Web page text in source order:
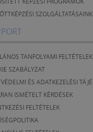
SZOLGÁLTATÁSAINK
TANFOLYAMI FELTÉTELEK
SZABÁLYZAT
ÉS ADATKEZELÉSI
ISMÉTELT KÉRDÉSEK
FELTÉTELEK